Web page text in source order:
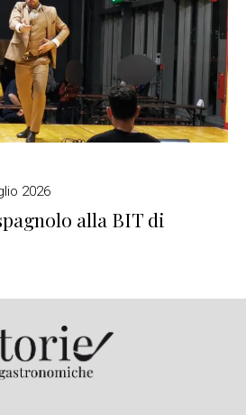
2026
alla BIT di